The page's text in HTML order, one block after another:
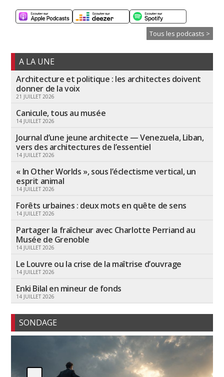
Tous les podcasts >
A LA UNE
Architecture et politique : les architectes doivent
donner de la voix
21 JUILLET 2026
Canicule, tous au musée
14 JUILLET 2026
Journal d’une jeune architecte — Venezuela, Liban,
vers des architectures de l’essentiel
14 JUILLET 2026
« In Other Worlds », sous l’éclectisme vertical, un
esprit animal
14 JUILLET 2026
Forêts urbaines : deux mots en quête de sens
14 JUILLET 2026
Partager la fraîcheur avec Charlotte Perriand au
Musée de Grenoble
14 JUILLET 2026
Le Louvre ou la crise de la maîtrise d’ouvrage
14 JUILLET 2026
Enki Bilal en mineur de fonds
14 JUILLET 2026
SONDAGE